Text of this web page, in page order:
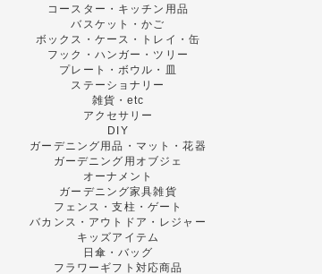
コースター・キッチン用品
バスケット・かご
ボックス・ケース・トレイ・缶
フック・ハンガー・ツリー
プレート・ボウル・皿
ステーショナリー
雑貨・etc
アクセサリー
DIY
ガーデニング用品・マット・花器
ガーデニング用オブジェ
オーナメント
ガーデニング家具雑貨
フェンス・支柱・ゲート
バカンス・アウトドア・レジャー
キッズアイテム
日傘・バッグ
フラワーギフト対応商品